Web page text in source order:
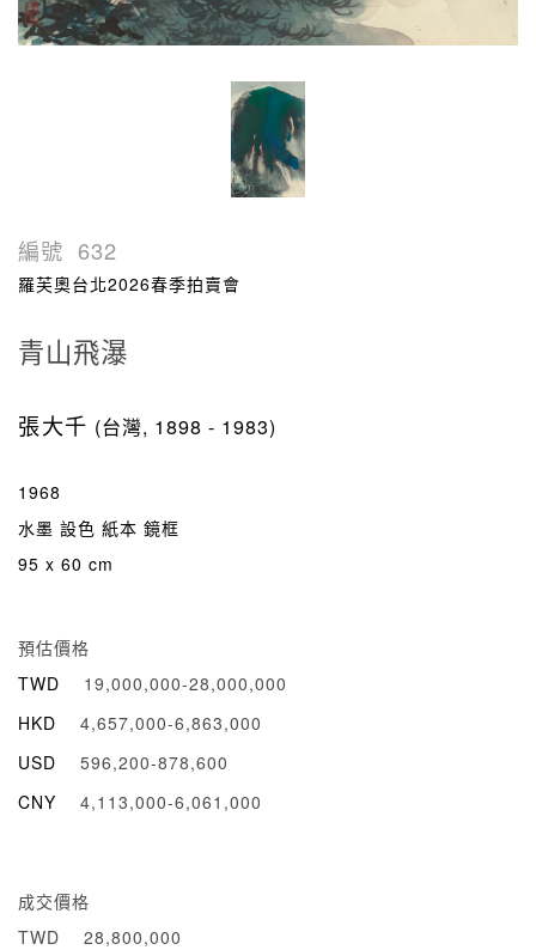
編號 632
羅芙奧台北2026春季拍賣會
青山飛瀑
張大千 (台灣, 1898 - 1983)
1968
水墨 設色 紙本 鏡框
95 x 60 cm
預估價格
TWD
19,000,000-28,000,000
HKD
4,657,000-6,863,000
USD
596,200-878,600
CNY
4,113,000-6,061,000
成交價格
TWD
28,800,000